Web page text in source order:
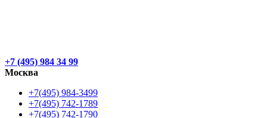
+7 (495) 984 34 99
Москва
+7(495) 984-3499
+7(495) 742-1789
+7(495) 742-1790